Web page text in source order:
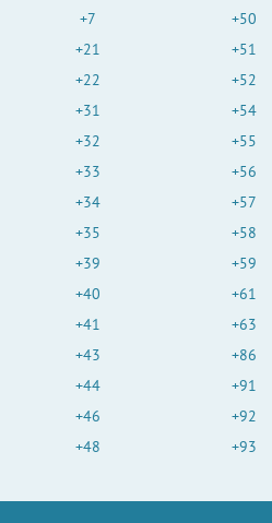
+7
+21
+22
+31
+32
+33
+34
+35
+39
+40
+41
+43
+44
+46
+48
+50
+51
+52
+54
+55
+56
+57
+58
+59
+61
+63
+86
+91
+92
+93